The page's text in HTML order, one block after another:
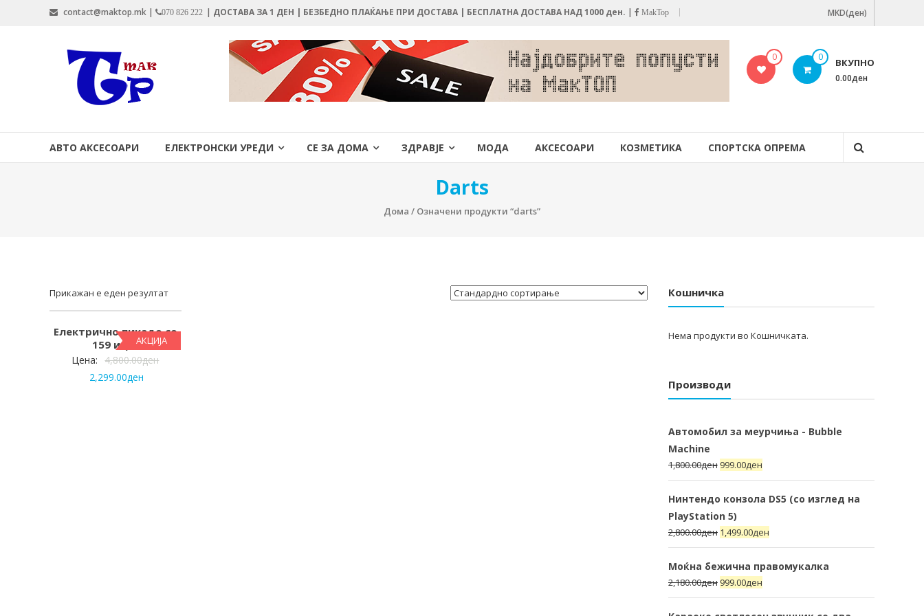
contact@maktop.mk | 070 826 222 | ДОСТАВА ЗА 1 ДЕН | БЕЗБЕДНО ПЛАЌАЊЕ ПРИ ДОСТАВА | БЕСПЛАТНА ДОСТАВА НАД 1000 ден. | MakTop MKD(ден)
MAKTOP.MK 0 0 ВКУПНО
0.00ден
АВТО АКСЕСОАРИ ЕЛЕКТРОНСКИ УРЕДИ СЕ ЗА ДОМА ЗДРАВЈЕ МОДА АКСЕСОАРИ КОЗМЕТИКА СПОРТСКА ОПРЕМА
Darts
Дома / Означени продукти “darts”
Прикажан е еден резултат
АКЦИЈА
Електрично пикадо со
159 игри
Цена: 4,800.00ден
2,299.00ден
Кошничка
Нема продукти во Кошничката.
Производи
Автомобил за меурчиња - Bubble
Machine
1,800.00ден 999.00ден
Нинтендо конзола DS5 (со изглед на
PlayStation 5)
2,800.00ден 1,499.00ден
Моќна бежична правомукалка
2,180.00ден 999.00ден